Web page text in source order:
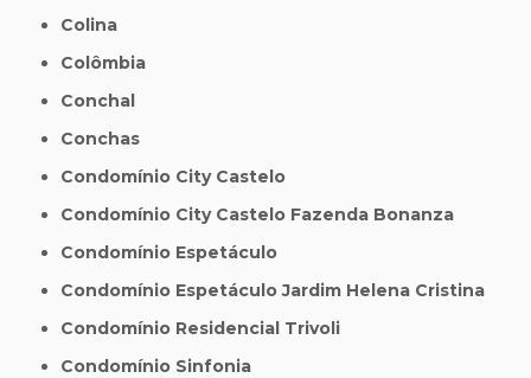
Colina
Colômbia
Conchal
Conchas
Condomínio City Castelo
Condomínio City Castelo Fazenda Bonanza
Condomínio Espetáculo
Condomínio Espetáculo Jardim Helena Cristina
Condomínio Residencial Trivoli
Condomínio Sinfonia